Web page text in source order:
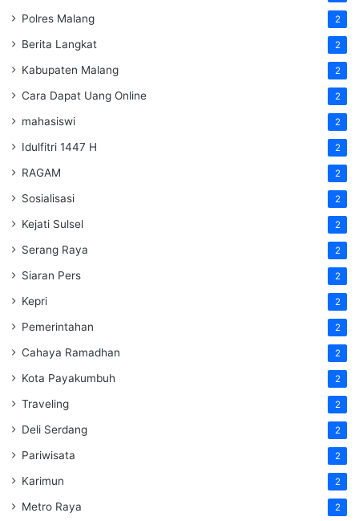
Polres Malang 2
Berita Langkat 2
Kabupaten Malang 2
Cara Dapat Uang Online 2
mahasiswi 2
Idulfitri 1447 H 2
RAGAM 2
Sosialisasi 2
Kejati Sulsel 2
Serang Raya 2
Siaran Pers 2
Kepri 2
Pemerintahan 2
Cahaya Ramadhan 2
Kota Payakumbuh 2
Traveling 2
Deli Serdang 2
Pariwisata 2
Karimun 2
Metro Raya 2